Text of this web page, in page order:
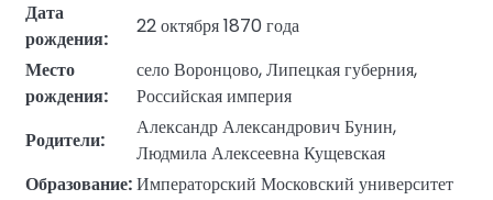
Дата
рождения:
22 октября 1870 года
Место
рождения:
село Воронцово, Липецкая губерния,
Российская империя
Родители:
Александр Александрович Бунин,
Людмила Алексеевна Кущевская
Образование:Императорский Московский университет